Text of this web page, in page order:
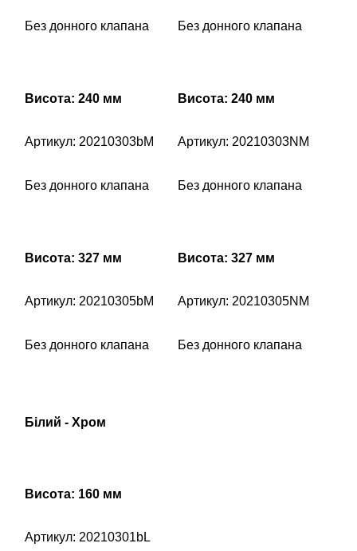
Без донного клапана
Висота: 240 мм
Артикул: 20210303bM
Без донного клапана
Висота: 327 мм
Артикул: 20210305bM
Без донного клапана
Без донного клапана
Висота: 240 мм
Артикул: 20210303NM
Без донного клапана
Висота: 327 мм
Артикул: 20210305NM
Без донного клапана
Білий - Хром
Висота: 160 мм
Артикул: 20210301bL